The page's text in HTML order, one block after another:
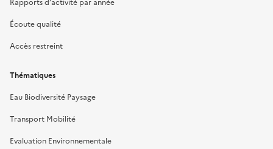
Écoute qualité
Accès restreint
Thématiques
Eau Biodiversité Paysage
Transport Mobilité
Evaluation Environnementale